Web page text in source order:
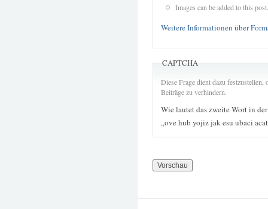
Images can be added to this post.
Weitere Informationen über
CAPTCHA
Diese Frage dient dazu
Beiträge zu verhindern.
Wie lautet das zweite Wort in
„ove hub yojiz jak esu ubaci